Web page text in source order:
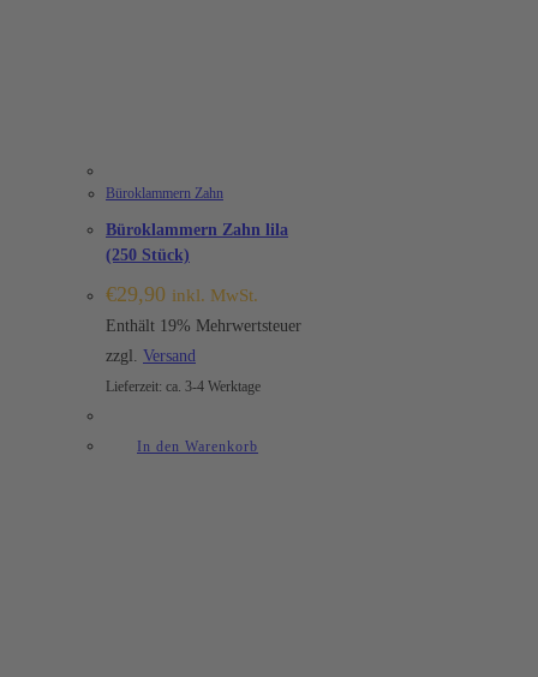
Büroklammern Zahn
Büroklammern Zahn lila
(250 Stück)
€29,90 inkl. MwSt.
Enthält 19% Mehrwertsteuer
zzgl. Versand
Lieferzeit: ca. 3-4 Werktage
In den Warenkorb